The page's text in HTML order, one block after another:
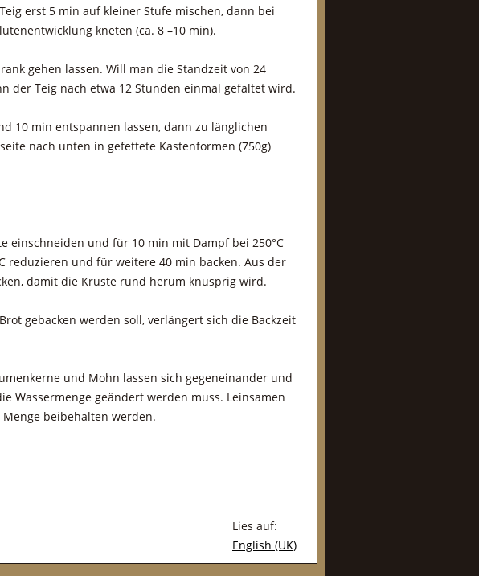
erst 5 min auf kleiner Stufe mischen, dann bei
kneten (ca. 8 –10 min).
gehen lassen. Will man die Standzeit von 24
der Teig nach etwa 12 Stunden einmal gefaltet wird.
10 min entspannen lassen, dann zu länglichen
nach unten in gefettete Kastenformen (750g)
einschneiden und für 10 min mit Dampf bei 250°C
reduzieren und für weitere 40 min backen. Aus der
damit die Kruste rund herum knusprig wird.
gebacken werden soll, verlängert sich die Backzeit
und Mohn lassen sich gegeneinander und
Wassermenge geändert werden muss. Leinsamen
beibehalten werden.
Lies auf:
English (UK)